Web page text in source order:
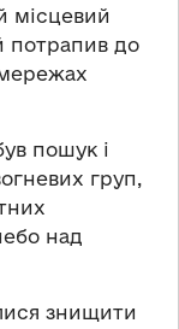
місцевий
потрапив до
пошук і
груп,
над
знищити